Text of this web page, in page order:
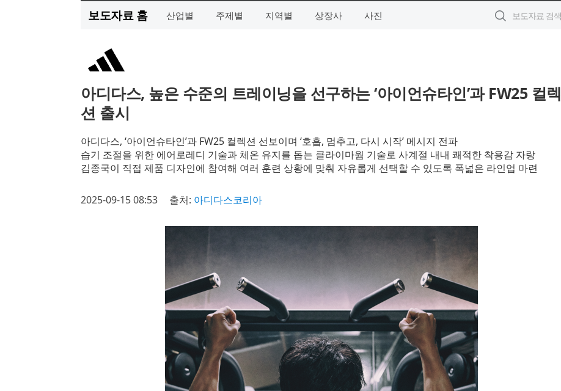
보도자료 홈 산업별 주제별 지역별 상장사 사진
아디다스, 높은 수준의 트레이닝을 선구하는 ‘아이언슈타인’과 FW25 컬렉
션 출시
아디다스, ‘아이언슈타인’과 FW25 컬렉션 선보이며 ‘호흡, 멈추고, 다시 시작’ 메시지 전파
습기 조절을 위한 에어로레디 기술과 체온 유지를 돕는 클라이마웜 기술로 사계절 내내 쾌적한 착용감 자랑
김종국이 직접 제품 디자인에 참여해 여러 훈련 상황에 맞춰 자유롭게 선택할 수 있도록 폭넓은 라인업 마련
2025-09-15 08:53 출처: 아디다스코리아